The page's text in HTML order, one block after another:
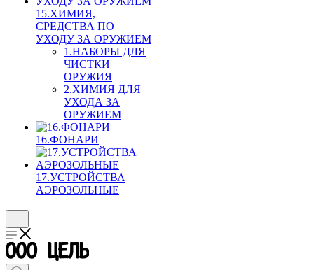
15.ХИМИЯ,
СРЕДСТВА ПО
УХОДУ ЗА ОРУЖИЕМ
1.НАБОРЫ ДЛЯ
ЧИСТКИ
ОРУЖИЯ
2.ХИМИЯ ДЛЯ
УХОДА ЗА
ОРУЖИЕМ
16.ФОНАРИ
17.УСТРОЙСТВА
АЭРОЗОЛЬНЫЕ